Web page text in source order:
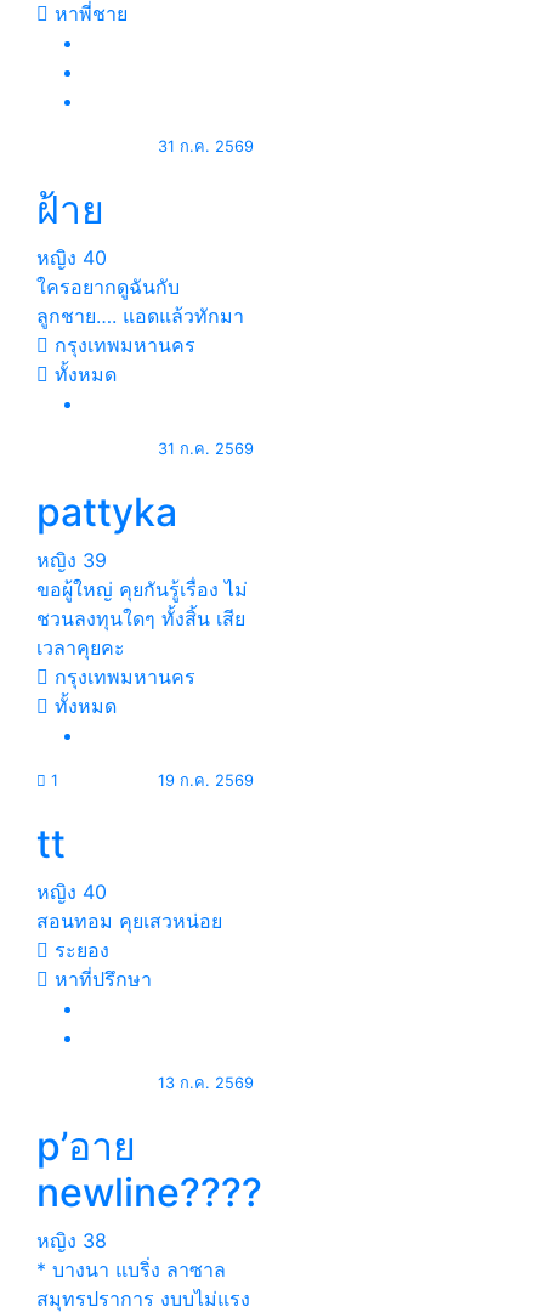
หาพี่ชาย
31 ก.ค. 2569
ฝ้าย
หญิง 40
ใครอยากดูฉันกับ
ลูกชาย…. แอดแล้วทักมา
กรุงเทพมหานคร
ทั้งหมด
31 ก.ค. 2569
pattyka
หญิง 39
ขอผู้ใหญ่ คุยกันรู้เรื่อง ไม่
ชวนลงทุนใดๆ ทั้งสิ้น เสีย
เวลาคุยคะ
กรุงเทพมหานคร
ทั้งหมด
1 19 ก.ค. 2569
tt
หญิง 40
สอนทอม คุยเสวหน่อย
ระยอง
หาที่ปรึกษา
13 ก.ค. 2569
p’อาย
newline????
หญิง 38
* บางนา แบริ่ง ลาซาล
สมุทรปราการ งบบไม่แรง